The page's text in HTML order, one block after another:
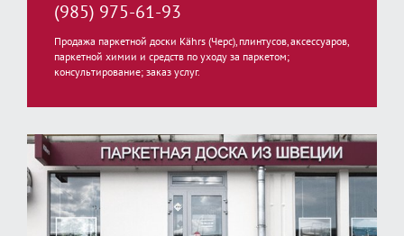
(985) 975-61-93
Продажа паркетной доски Kährs (Черс), плинтусов, аксессуаров,
паркетной химии и средств по уходу за паркетом;
консультирование; заказ услуг.